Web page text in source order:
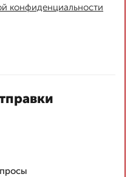
конфиденциальности